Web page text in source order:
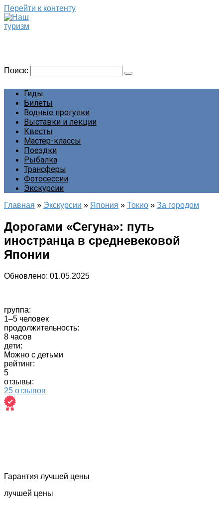
Перейти к контенту
Поиск:
Гиды
Билеты
Водные прогулки
Выставки и лекции
Квесты
Мастер-классы
Поездки
Рыбалка
Трансферы
Фотосессии
Экскурсии
Главная » Экскурсии » Япония » Токио » За городом
Дорогами «Сегуна»: путь
иностранца в средневековой
Японии
Обновлено: 01.05.2025
группа:
1–5 человек
продолжительность:
8 часов
дети:
Можно с детьми
рейтинг:
5
отзывы:
25 отзывов
Гарантия лучшей цены
лучшей цены